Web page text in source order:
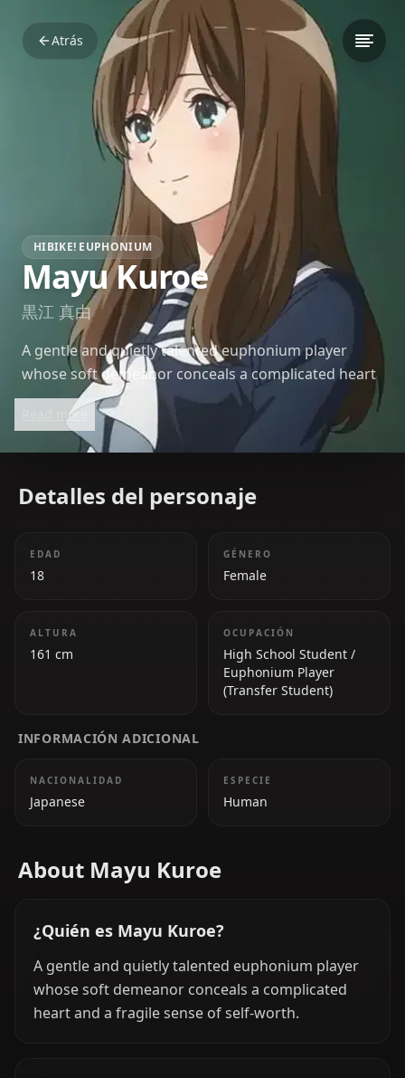
Atrás
HIBIKE! EUPHONIUM
Mayu Kuroe
黒江 真由
A gentle and quietly talented euphonium player
whose soft demeanor conceals a complicated heart
and a fragile sense of self-worth.
Read more
Detalles del personaje
EDAD
18
GÉNERO
Female
ALTURA
161 cm
OCUPACIÓN
High School Student /
Euphonium Player
(Transfer Student)
INFORMACIÓN ADICIONAL
NACIONALIDAD
Japanese
ESPECIE
Human
About Mayu Kuroe
¿Quién es Mayu Kuroe?
A gentle and quietly talented euphonium player
whose soft demeanor conceals a complicated
heart and a fragile sense of self-worth.